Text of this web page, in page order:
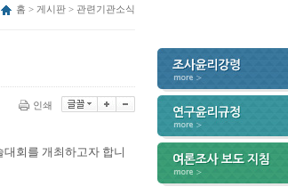
홈 > 게시판 > 관련기관소식
인쇄
회를 개최하고자 합니